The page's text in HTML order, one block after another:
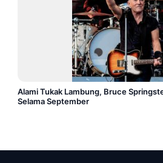
Alami Tukak Lambung, Bruce
Selama September